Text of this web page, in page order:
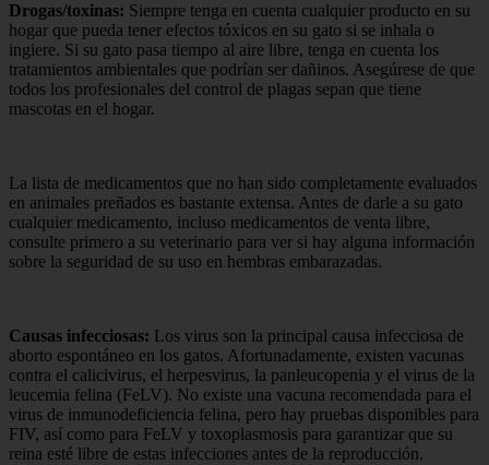
Drogas/toxinas: Siempre tenga en cuenta cualquier producto en su
hogar que pueda tener efectos tóxicos en su gato si se inhala o
ingiere. Si su gato pasa tiempo al aire libre, tenga en cuenta los
tratamientos ambientales que podrían ser dañinos. Asegúrese de que
todos los profesionales del control de plagas sepan que tiene
mascotas en el hogar.
La lista de medicamentos que no han sido completamente evaluados
en animales preñados es bastante extensa. Antes de darle a su gato
cualquier medicamento, incluso medicamentos de venta libre,
consulte primero a su veterinario para ver si hay alguna información
sobre la seguridad de su uso en hembras embarazadas.
Causas infecciosas: Los virus son la principal causa infecciosa de
aborto espontáneo en los gatos. Afortunadamente, existen vacunas
contra el calicivirus, el herpesvirus, la panleucopenia y el virus de la
leucemia felina (FeLV). No existe una vacuna recomendada para el
virus de inmunodeficiencia felina, pero hay pruebas disponibles para
FIV, así como para FeLV y toxoplasmosis para garantizar que su
reina esté libre de estas infecciones antes de la reproducción.